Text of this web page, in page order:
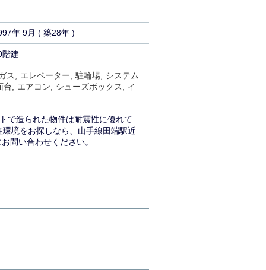
年 9月 ( 築28年 )
階建
ス エレベーター 駐輪場
システム
台 エアコン シューズボックス
イ
で造られた物件は耐震性に優れて
境をお探しなら、山手線田端駅近
問い合わせください。